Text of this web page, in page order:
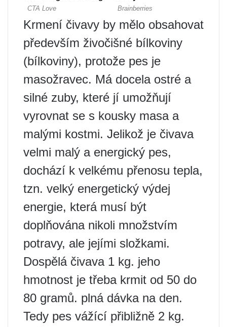
Krmení čivavy by mělo obsahovat
především živočišné bílkoviny
(bílkoviny), protože pes je
masožravec. Má docela ostré a
silné zuby, které jí umožňují
vyrovnat se s kousky masa a
malými kostmi. Jelikož je čivava
velmi malý a energický pes,
dochází k velkému přenosu tepla,
tzn. velký energetický výdej
energie, která musí být
doplňována nikoli množstvím
potravy, ale jejími složkami.
Dospělá čivava 1 kg. jeho
hmotnost je třeba krmit od 50 do
80 gramů. plná dávka na den.
Tedy pes vážící přibližně 2 kg.